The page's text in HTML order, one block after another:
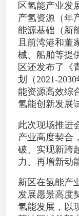
区氢能产业发
产氢资源（年
能源基础（新
且前湾港和董
械、船舶等提
区还发布了《
划（2021-
能资源高效综
氢能创新发展
此次现场推进
产业高度契合
破、实现新跨
力、再增新动
新区在氢能产
发展愿景高度
氢能发展，以